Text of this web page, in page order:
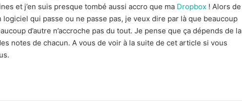
et j’en suis presque tombé aussi accro que ma Dropbox ! Alors de
logiciel qui passe ou ne passe pas, je veux dire par là que beaucoup
d’autre n’accroche pas du tout. Je pense que ça dépends de la
notes de chacun. A vous de voir à la suite de cet article si vous